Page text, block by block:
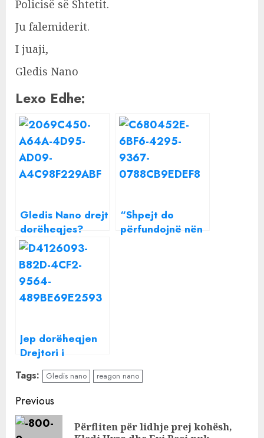
Policisë së Shtetit.
Ju falemiderit.
I juaji,
Gledis Nano
Lexo Edhe:
Gledis Nano drejt
dorëheqjes?
Klodiana Lala bën
deklaratën e
papritur
“Shpejt do
përfundojnë nën
Jep dorëheqjen
Drejtori i
Përgjithshëm i
Policisë, Gledis
Nano
Tags: Gledis nano reagon nano
Continue
Reading
Previous
Përfliten për lidhje prej kohësh,